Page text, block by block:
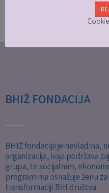
BHIŽ FONDACIJA
BHIŽ fondacija je nevladina,
organizacija, koja podržava
grupa, te socijalnim,
programima osnažuje ženu
transformaciji BiH društva.